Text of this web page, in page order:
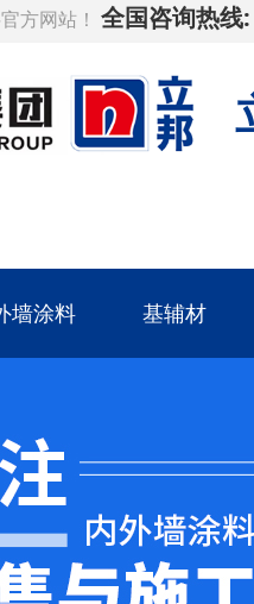
方网站！全国咨询热线:
墙涂料 基辅材